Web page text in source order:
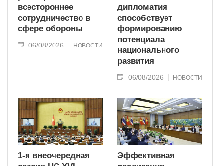
всестороннее
сотрудничество в
сфере обороны
06/08/2026 НОВОСТИ
дипломатия
способствует
формированию
потенциала
национального
развития
06/08/2026 НОВОСТИ
1-я внеочередная
Эффективная